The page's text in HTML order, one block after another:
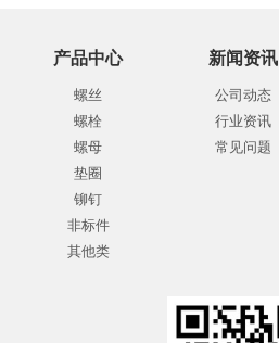
产品中心
螺丝
螺栓
螺母
垫圈
铆钉
非标件
其他类
新闻资讯
公司动态
行业资讯
常见问题